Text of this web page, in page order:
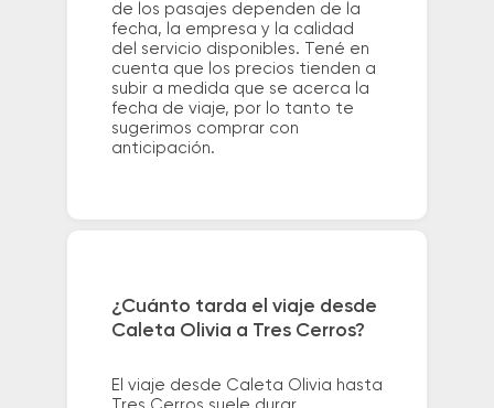
de los pasajes dependen de la
fecha, la empresa y la calidad
del servicio disponibles. Tené en
cuenta que los precios tienden a
subir a medida que se acerca la
fecha de viaje, por lo tanto te
sugerimos comprar con
anticipación.
¿Cuánto tarda el viaje desde
Caleta Olivia a Tres Cerros?
El viaje desde Caleta Olivia hasta